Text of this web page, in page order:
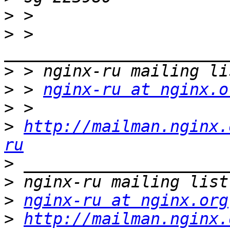
>
> >
>
> > nginx-ru at
>
> http://
ru
>
>
> nginx-ru at nginx.org
> http://